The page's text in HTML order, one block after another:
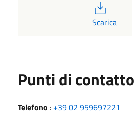
PDF
Scarica
Punti di contatto
Telefono : +39 02 959697221